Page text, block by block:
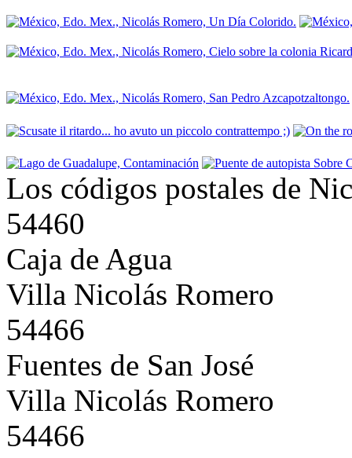
Los códigos postales de
54460
Caja de Agua
Villa Nicolás Romero
54466
Fuentes de San José
Villa Nicolás Romero
54466